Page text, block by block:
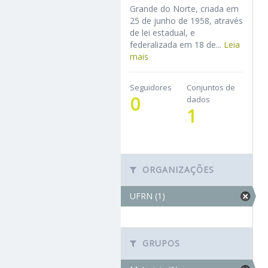
Grande do Norte, criada em
25 de junho de 1958, através
de lei estadual, e
federalizada em 18 de... Leia
mais
Seguidores
0
Conjuntos de
dados
1
ORGANIZAÇÕES
UFRN (1)
GRUPOS